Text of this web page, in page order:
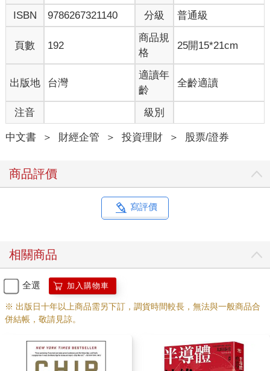
ISBN
9786267321140 分級 普通級
頁數 192
商品規
格
25開15*21cm
出版地 台灣
適讀年
齡
全齡適讀
注音 級別
中文書 ＞ 財經企管 ＞ 投資理財 ＞ 股票/證券
商品評價
寫評價
相關商品
全選 加入購物車
※ 出版日十年以上商品需另下訂，調貨時間較長，無法與一般商品合
併結帳，敬請見諒。